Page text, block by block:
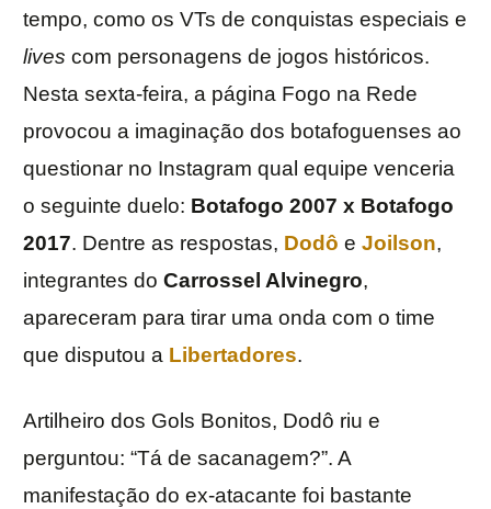
tempo, como os VTs de conquistas especiais e
lives com personagens de jogos históricos.
Nesta sexta-feira, a página Fogo na Rede
provocou a imaginação dos botafoguenses ao
questionar no Instagram qual equipe venceria
o seguinte duelo: Botafogo 2007 x Botafogo
2017. Dentre as respostas, Dodô e Joilson,
integrantes do Carrossel Alvinegro,
apareceram para tirar uma onda com o time
que disputou a Libertadores.
Artilheiro dos Gols Bonitos, Dodô riu e
perguntou: “Tá de sacanagem?”. A
manifestação do ex-atacante foi bastante